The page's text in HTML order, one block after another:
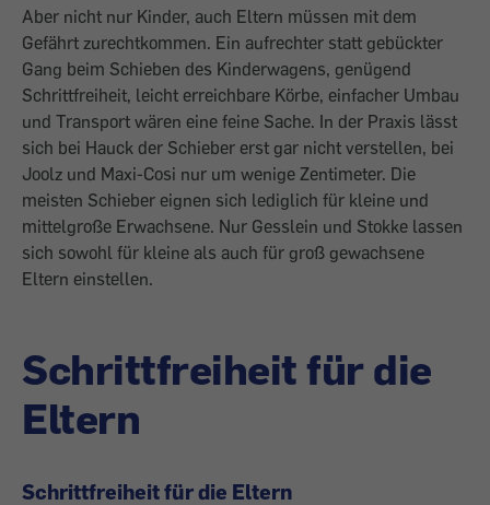
Aber nicht nur Kinder, auch Eltern müssen mit dem
Gefährt zurechtkommen. Ein aufrechter statt gebückter
Gang beim Schieben des Kinderwagens, genügend
Schrittfreiheit, leicht erreichbare Körbe, einfacher Umbau
und Transport wären eine feine Sache. In der Praxis lässt
sich bei Hauck der Schieber erst gar nicht verstellen, bei
Joolz und Maxi-Cosi nur um wenige Zentimeter. Die
meisten Schieber eignen sich lediglich für kleine und
mittelgroße Erwachsene. Nur Gesslein und Stokke lassen
sich sowohl für kleine als auch für groß gewachsene
Eltern einstellen.
Schrittfreiheit für die
Eltern
Schrittfreiheit für die Eltern